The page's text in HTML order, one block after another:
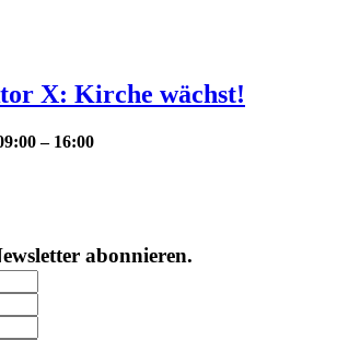
X: Kirche wächst!
– 16:00
abonnieren.